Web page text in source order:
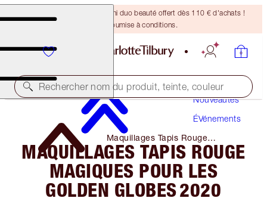
DERNIÈRE CHANCE ! Un mini duo beauté offert dès 110 € d'achats !
Offre soumise à conditions.
Rechercher nom du produit, teinte, couleur
Nouveautés
ÉVénements
Maquillages Tapis Rouge
Magiques Pour Les Golden
Globes 2020
MAQUILLAGES TAPIS ROUGE
MAGIQUES POUR LES
GOLDEN GLOBES 2020